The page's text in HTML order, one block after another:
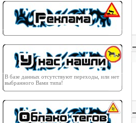
В базе данных отсутствуют переходы, или нет
выбранного Вами типа!